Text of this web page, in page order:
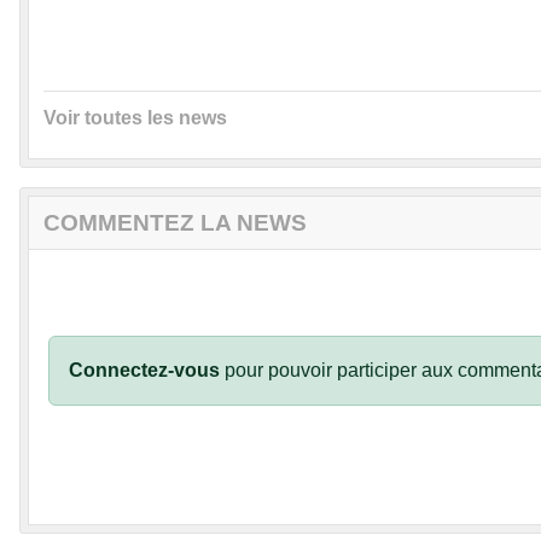
Voir toutes les news
COMMENTEZ LA NEWS
Connectez-vous pour pouvoir participer aux